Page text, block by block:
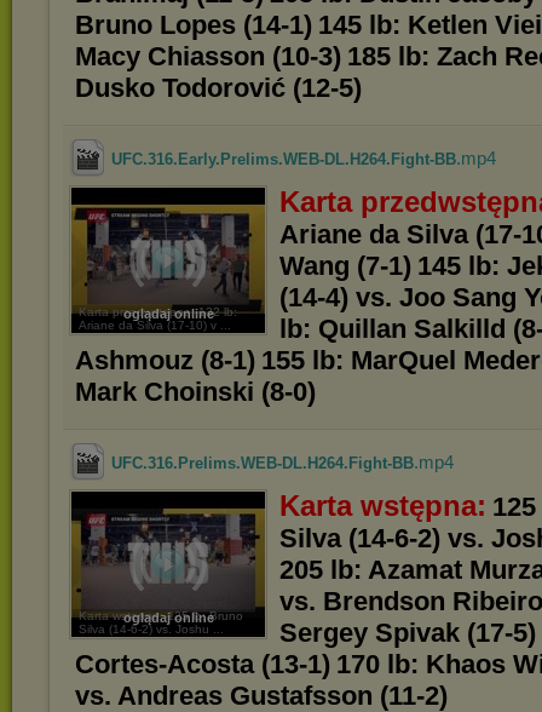
Bruno Lopes (14-1) 145 lb: Ketlen
Macy Chiasson (10-3) 185 lb: Zach
Dusko Todorović (12-5)
UFC.316.Early.Prelims.WEB-DL.H264.Fight-BB.mp4
oglądaj online
Karta przedwstępna: 132 lb:
Ariane da Silva (17-10) v ...
Karta
Ariane da Silva (17-
Wang (7-1) 145 lb:
(14-4) vs. Joo Sang
lb: Quillan Salkilld
Ashmouz (8-1) 155 lb: MarQuel
Mark Choinski (8-0)
UFC.316.Prelims.WEB-DL.H264.Fight-BB.mp4
oglądaj online
Karta wstępna: 125 lb: Bruno
Silva (14-6-2) vs. Joshu ...
Karta wstępna:
Silva (14-6-2) vs.
205 lb: Azamat
vs. Brendson
Sergey Spivak (17-
Cortes-Acosta (13-1) 170 lb: Khaos
vs. Andreas Gustafsson (11-2)